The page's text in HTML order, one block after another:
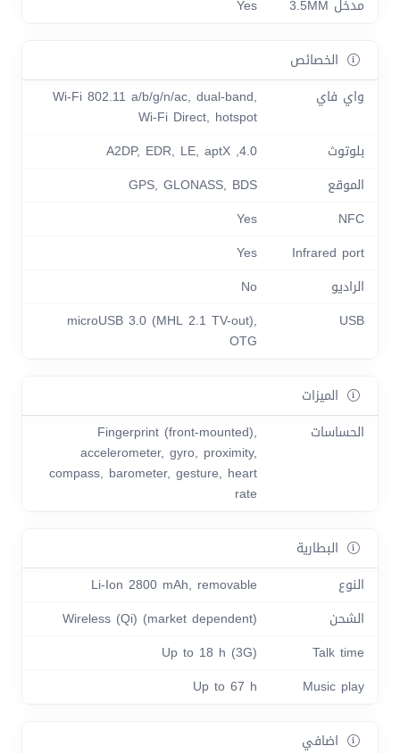
مدخل 3.5MM Yes
الخصائص
واي فاي
Wi-Fi 802.11 a/b/g/n/ac, dual-band,
Wi-Fi Direct, hotspot
بلوتوث
4.0, A2DP, EDR, LE, aptX
الموقع
GPS, GLONASS, BDS
NFC
Yes
Infrared port
Yes
الراديو
No
USB
microUSB 3.0 (MHL 2.1 TV-out),
OTG
الميزات
الحساسات
Fingerprint (front-mounted),
accelerometer, gyro, proximity,
compass, barometer, gesture, heart
rate
البطارية
النوع
Li-Ion 2800 mAh, removable
الشحن
Wireless (Qi) (market dependent)
Talk time
Up to 18 h (3G)
Music play
Up to 67 h
اضافي